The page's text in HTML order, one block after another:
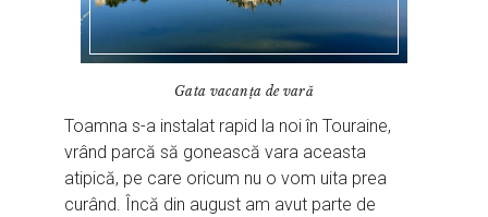
Gata vacanța de vară
Toamna s-a instalat rapid la noi în Touraine,
vrând parcă să gonească vara aceasta
atipică, pe care oricum nu o vom uita prea
curând. Încă din august am avut parte de